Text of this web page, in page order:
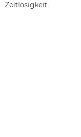
Zeitlosigkeit.